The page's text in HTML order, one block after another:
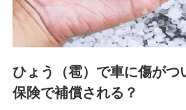
3.セミナー募集サイトから取得し
各種セミナーの案内、開催のため
上記に係る連絡・手続き・管理等付
4.家族・友達紹介にて取得した
被紹介者への連絡、及び当社と取引
けている保険会社・提携会社の保険
ひょう（雹）で車に傷がつ
保険で補償される？